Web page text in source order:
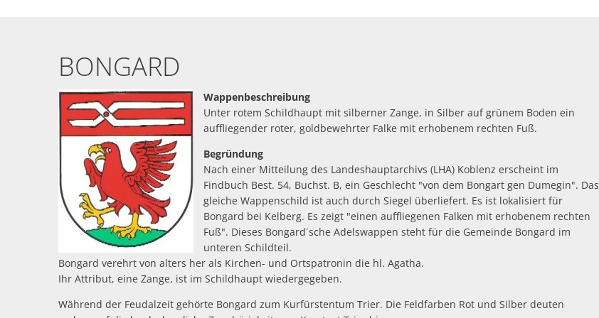
BONGARD
Wappenbeschreibung
Unter rotem Schildhaupt mit silberner Zange, in Silber auf grünem Boden ein
auffliegender roter, goldbewehrter Falke mit erhobenem rechten Fuß.
Begründung
Nach einer Mitteilung des Landeshauptarchivs (LHA) Koblenz erscheint im
Findbuch Best. 54, Buchst. B, ein Geschlecht "von dem Bongart gen Dumegin". Das
gleiche Wappenschild ist auch durch Siegel überliefert. Es ist lokalisiert für
Bongard bei Kelberg. Es zeigt "einen auffliegenen Falken mit erhobenem rechten
Fuß". Dieses Bongard´sche Adelswappen steht für die Gemeinde Bongard im
unteren Schildteil.
Bongard verehrt von alters her als Kirchen- und Ortspatronin die hl. Agatha.
Ihr Attribut, eine Zange, ist im Schildhaupt wiedergegeben.
Während der Feudalzeit gehörte Bongard zum Kurfürstentum Trier. Die Feldfarben Rot und Silber deuten